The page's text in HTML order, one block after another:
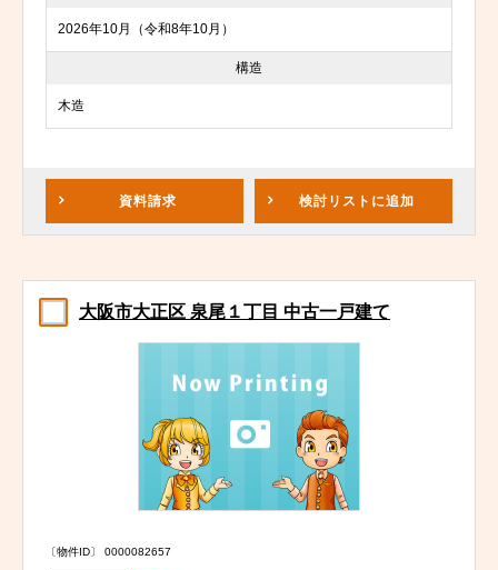
2026年10月（令和8年10月）
構造
木造
資料請求 検討リスト に追加
大阪市大正区 泉尾１丁目 中古一戸建て
〔物件ID〕 0000082657